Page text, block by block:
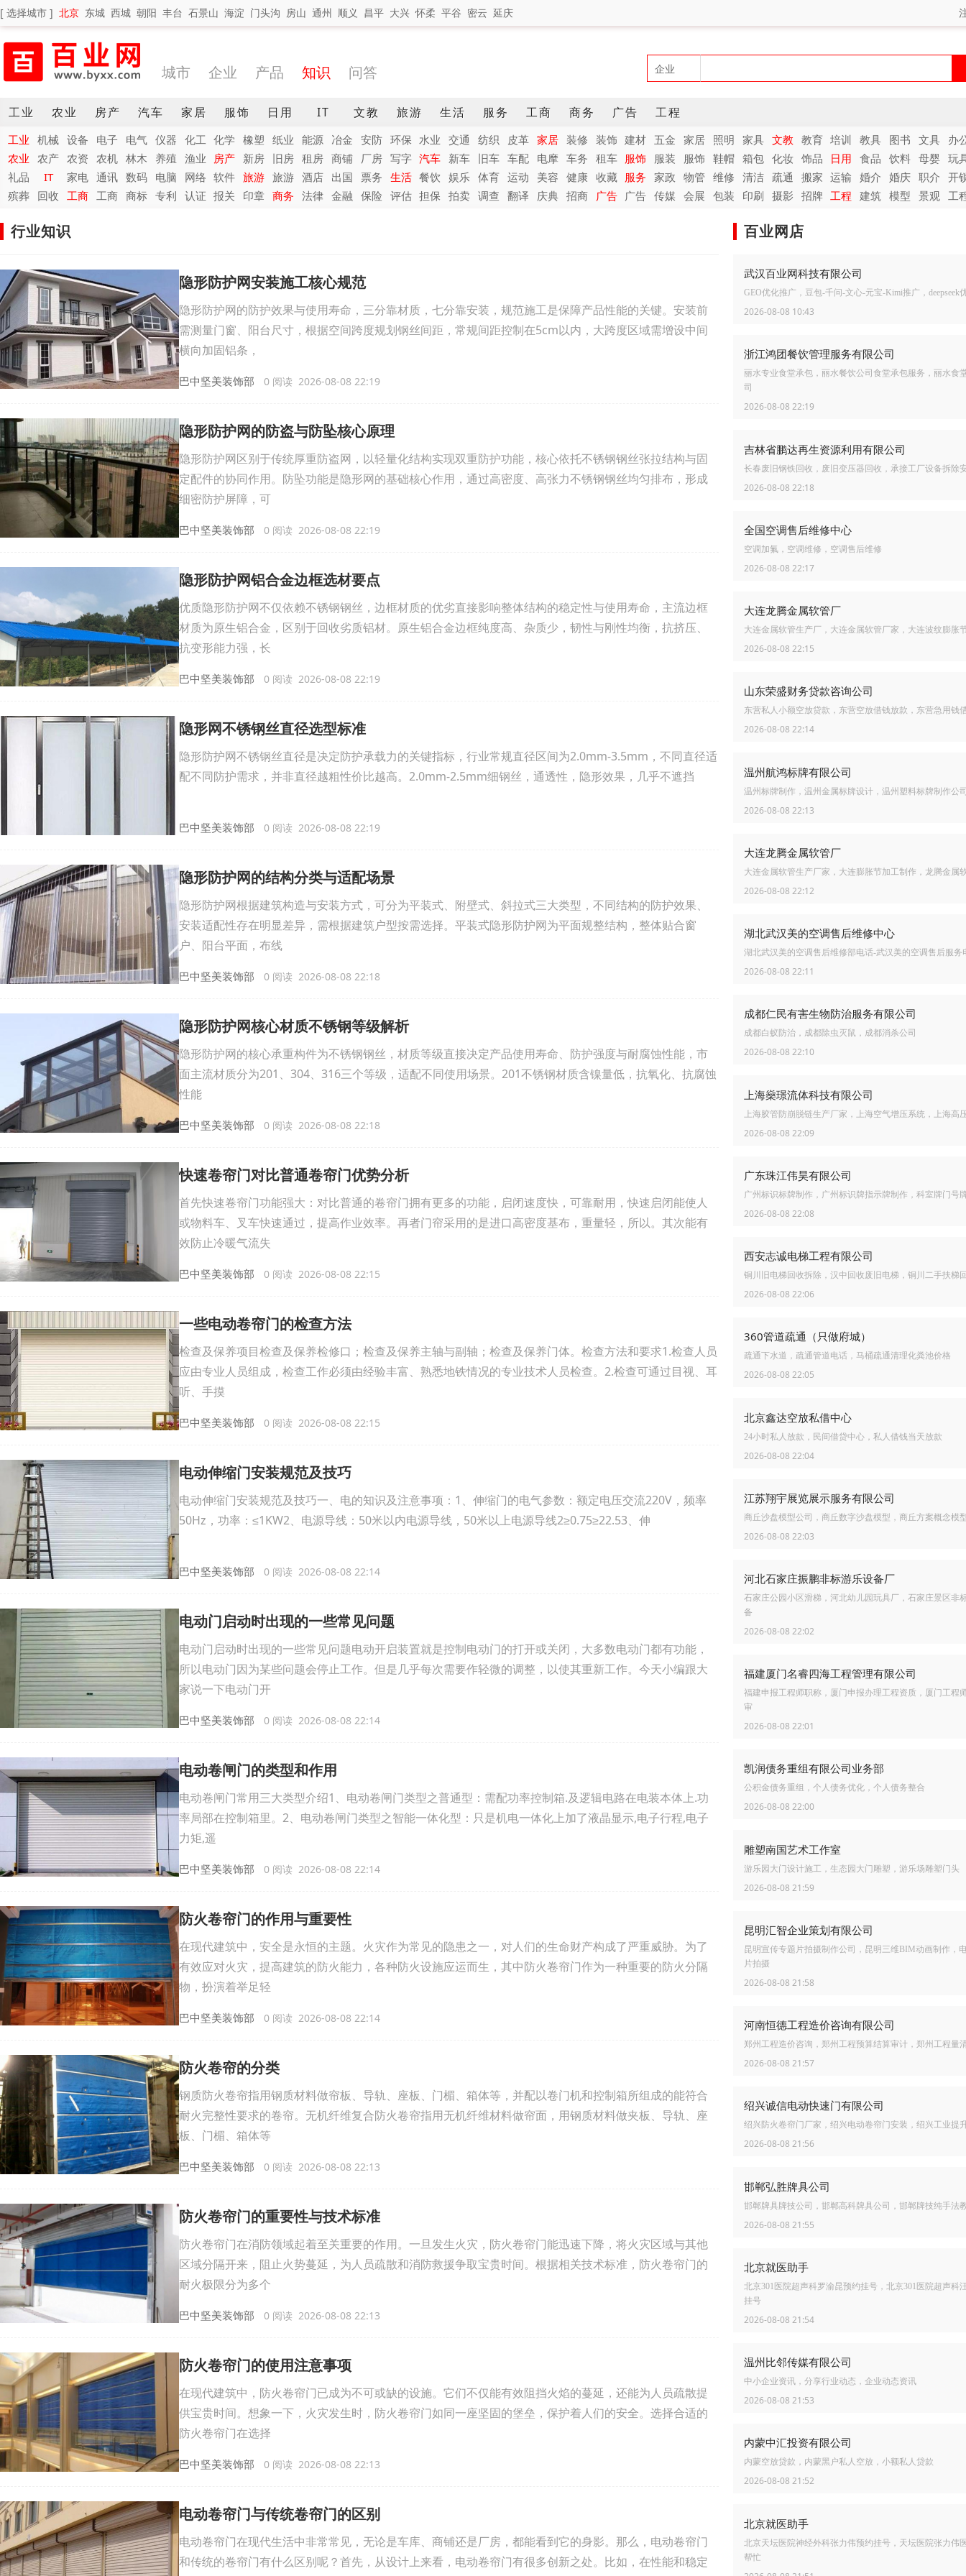
[ 选择城市 ] 北京 东城 西城 朝阳 丰台 石景山 海淀 门头沟 房山 通州 顺义 昌平 大兴 怀柔 平谷 密云 延庆
城市 企业 产品 知识 问答
工业 农业 房产 汽车 家居 服饰 日用 IT 文教 旅游 生活 服务 工商 商务 广告 工程
工业 机械 设备 电子 电气 仪器 化工 化学 橡塑 纸业 能源 冶金 安防 环保 水业 交通 纺织 皮革 家居 装修 装饰 建材 五金 家居 照明 家具 文教 教育 培训 教具 图书 文具 办
农业
农产 农资 农机 林木 养殖 渔业 房产 新房 旧房 租房 商铺 厂房 写字 汽车 新车 旧车 车配 电摩 车务 租车 服饰 服装 服饰 鞋帽 箱包 化妆 饰品 日用 食品 饮料 母婴 玩
礼品
IT 家电 通讯 数码 电脑 网络 软件 旅游 旅游 酒店 出国 票务 生活 餐饮 娱乐 体育 运动 美容 健康 收藏 服务 家政 物管 维修 清洁 疏通 搬家 运输 婚介 婚庆 职介 开
殡葬 回收 工商 工商 商标 专利 认证 报关 印章 商务 法律 金融 保险 评估 担保 拍卖 调查 翻译 庆典 招商 广告 广告 传媒 会展 包装 印刷 摄影 招牌 工程 建筑 模型 景观 工
行业知识
隐形防护网安装施工核心规范
隐形防护网的防护效果与使用寿命，三分靠材质，七分靠安装，规范施工是保障产品性能的关键。安装前
需测量门窗、阳台尺寸，根据空间跨度规划钢丝间距，常规间距控制在5cm以内，大跨度区域需增设中间
横向加固铝条，
巴中坚美装饰部 0 阅读 2026-08-08 22:19
隐形防护网的防盗与防坠核心原理
隐形防护网区别于传统厚重防盗网，以轻量化结构实现双重防护功能，核心依托不锈钢钢丝张拉结构与固
定配件的协同作用。防坠功能是隐形网的基础核心作用，通过高密度、高张力不锈钢钢丝均匀排布，形成
细密防护屏障，可
巴中坚美装饰部 0 阅读 2026-08-08 22:19
隐形防护网铝合金边框选材要点
优质隐形防护网不仅依赖不锈钢钢丝，边框材质的优劣直接影响整体结构的稳定性与使用寿命，主流边框
材质为原生铝合金，区别于回收劣质铝材。原生铝合金边框纯度高、杂质少，韧性与刚性均衡，抗挤压、
抗变形能力强，长
巴中坚美装饰部 0 阅读 2026-08-08 22:19
隐形网不锈钢丝直径选型标准
隐形防护网不锈钢丝直径是决定防护承载力的关键指标，行业常规直径区间为2.0mm-3.5mm，不同直径适
配不同防护需求，并非直径越粗性价比越高。2.0mm-2.5mm细钢丝，通透性，隐形效果，几乎不遮挡
巴中坚美装饰部 0 阅读 2026-08-08 22:19
隐形防护网的结构分类与适配场景
隐形防护网根据建筑构造与安装方式，可分为平装式、附壁式、斜拉式三大类型，不同结构的防护效果、
安装适配性存在明显差异，需根据建筑户型按需选择。平装式隐形防护网为平面规整结构，整体贴合窗
户、阳台平面，布线
巴中坚美装饰部 0 阅读 2026-08-08 22:18
隐形防护网核心材质不锈钢等级解析
隐形防护网的核心承重构件为不锈钢钢丝，材质等级直接决定产品使用寿命、防护强度与耐腐蚀性能，市
面主流材质分为201、304、316三个等级，适配不同使用场景。201不锈钢材质含镍量低，抗氧化、抗腐蚀
性能
巴中坚美装饰部 0 阅读 2026-08-08 22:18
快速卷帘门对比普通卷帘门优势分析
首先快速卷帘门功能强大：对比普通的卷帘门拥有更多的功能，启闭速度快，可靠耐用，快速启闭能使人
或物料车、叉车快速通过，提高作业效率。再者门帘采用的是进口高密度基布，重量轻，所以。其次能有
效防止冷暖气流失
巴中坚美装饰部 0 阅读 2026-08-08 22:15
一些电动卷帘门的检查方法
检查及保养项目检查及保养检修口；检查及保养主轴与副轴；检查及保养门体。检查方法和要求1.检查人员
应由专业人员组成，检查工作必须由经验丰富、熟悉地铁情况的专业技术人员检查。2.检查可通过目视、耳
听、手摸
巴中坚美装饰部 0 阅读 2026-08-08 22:15
电动伸缩门安装规范及技巧
电动伸缩门安装规范及技巧一、电的知识及注意事项：1、伸缩门的电气参数：额定电压交流220V，频率
50Hz，功率：≤1KW2、电源导线：50米以内电源导线，50米以上电源导线2≥0.75≥22.53、伸
巴中坚美装饰部 0 阅读 2026-08-08 22:14
电动门启动时出现的一些常见问题
电动门启动时出现的一些常见问题电动开启装置就是控制电动门的打开或关闭，大多数电动门都有功能，
所以电动门因为某些问题会停止工作。但是几乎每次需要作轻微的调整，以使其重新工作。今天小编跟大
家说一下电动门开
巴中坚美装饰部 0 阅读 2026-08-08 22:14
电动卷闸门的类型和作用
电动卷闸门常用三大类型介绍1、电动卷闸门类型之普通型：需配功率控制箱.及逻辑电路在电装本体上.功
率局部在控制箱里。2、电动卷闸门类型之智能一体化型：只是机电一体化上加了液晶显示,电子行程,电子
力矩,遥
巴中坚美装饰部 0 阅读 2026-08-08 22:14
防火卷帘门的作用与重要性
在现代建筑中，安全是永恒的主题。火灾作为常见的隐患之一，对人们的生命财产构成了严重威胁。为了
有效应对火灾，提高建筑的防火能力，各种防火设施应运而生，其中防火卷帘门作为一种重要的防火分隔
物，扮演着举足轻
巴中坚美装饰部 0 阅读 2026-08-08 22:14
防火卷帘的分类
钢质防火卷帘指用钢质材料做帘板、导轨、座板、门楣、箱体等，并配以卷门机和控制箱所组成的能符合
耐火完整性要求的卷帘。无机纤维复合防火卷帘指用无机纤维材料做帘面，用钢质材料做夹板、导轨、座
板、门楣、箱体等
巴中坚美装饰部 0 阅读 2026-08-08 22:13
防火卷帘门的重要性与技术标准
防火卷帘门在消防领域起着至关重要的作用。一旦发生火灾，防火卷帘门能迅速下降，将火灾区域与其他
区域分隔开来，阻止火势蔓延，为人员疏散和消防救援争取宝贵时间。根据相关技术标准，防火卷帘门的
耐火极限分为多个
巴中坚美装饰部 0 阅读 2026-08-08 22:13
防火卷帘门的使用注意事项
在现代建筑中，防火卷帘门已成为不可或缺的设施。它们不仅能有效阻挡火焰的蔓延，还能为人员疏散提
供宝贵时间。想象一下，火灾发生时，防火卷帘门如同一座坚固的堡垒，保护着人们的安全。选择合适的
防火卷帘门在选择
巴中坚美装饰部 0 阅读 2026-08-08 22:13
电动卷帘门与传统卷帘门的区别
电动卷帘门在现代生活中非常常见，无论是车库、商铺还是厂房，都能看到它的身影。那么，电动卷帘门
和传统的卷帘门有什么区别呢？首先，从设计上来看，电动卷帘门有很多创新之处。比如，在性能和稳定
百业网店
武汉百业网科技有限公司
GEO优化推广，豆包-千问-文心-元宝-Kimi推广，deepseek
2026-08-08 10:43
浙江鸿团餐饮管理服务有限公司
丽水专业食堂承包，丽水餐饮公司食堂承包服务，丽水食
司
2026-08-08 22:19
吉林省鹏达再生资源利用有限公司
长春废旧钢铁回收，废旧变压器回收，承接工厂设备拆除
2026-08-08 22:18
全国空调售后维修中心
空调加氟，空调维修，空调售后维修
2026-08-08 22:17
大连龙腾金属软管厂
大连金属软管生产厂，大连金属软管厂家，大连波纹膨胀
2026-08-08 22:15
山东荣盛财务贷款咨询公司
东营私人小额空放贷款，东营空放借钱放款，东营急用钱
2026-08-08 22:14
温州航鸿标牌有限公司
温州标牌制作，温州金属标牌设计，温州塑料标牌制作公
2026-08-08 22:13
大连龙腾金属软管厂
大连金属软管生产厂家，大连膨胀节加工制作，龙腾金属
2026-08-08 22:12
湖北武汉美的空调售后维修中心
湖北武汉美的空调售后维修部电话-武汉美的空调售后服务
2026-08-08 22:11
成都仁民有害生物防治服务有限公司
成都白蚁防治，成都除虫灭鼠，成都消杀公司
2026-08-08 22:10
上海燊璟流体科技有限公司
上海胶管防崩脱链生产厂家，上海空气增压系统，上海高
2026-08-08 22:09
广东珠江伟昊有限公司
广州标识标牌制作，广州标识牌指示牌制作，科室牌门号
2026-08-08 22:08
西安志诚电梯工程有限公司
铜川旧电梯回收拆除，汉中回收废旧电梯，铜川二手扶梯
2026-08-08 22:06
360管道疏通（只做府城）
疏通下水道，疏通管道电话，马桶疏通清理化粪池价格
2026-08-08 22:05
北京鑫达空放私借中心
24小时私人放款，民间借贷中心，私人借钱当天放款
2026-08-08 22:04
江苏翔宇展览展示服务有限公司
商丘沙盘模型公司，商丘数字沙盘模型，商丘方案概念模
2026-08-08 22:03
河北石家庄振鹏非标游乐设备厂
石家庄公园小区滑梯，河北幼儿园玩具厂，石家庄景区非
备
2026-08-08 22:02
福建厦门名睿四海工程管理有限公司
福建申报工程师职称，厦门申报办理工程资质，厦门工程
审
2026-08-08 22:01
凯润债务重组有限公司业务部
公积金债务重组，个人债务优化，个人债务整合
2026-08-08 22:00
雕塑南国艺术工作室
游乐园大门设计施工，生态园大门雕塑，游乐场雕塑门头
2026-08-08 21:59
昆明汇智企业策划有限公司
昆明宣传专题片拍摄制作公司，昆明三维BIM动画制作，
片拍摄
2026-08-08 21:58
河南恒德工程造价咨询有限公司
郑州工程造价咨询，郑州工程预算结算审计，郑州工程量
2026-08-08 21:57
绍兴诚信电动快速门有限公司
绍兴防火卷帘门厂家，绍兴电动卷帘门安装，绍兴工业提
2026-08-08 21:56
邯郸弘胜牌具公司
邯郸牌具牌技公司，邯郸高科牌具公司，邯郸牌技纯手法
2026-08-08 21:55
北京就医助手
北京301医院超声科罗渝昆预约挂号，北京301医院超声科
挂号
2026-08-08 21:54
温州比邻传媒有限公司
中小企业资讯，分享行业动态，企业动态资讯
2026-08-08 21:53
内蒙中汇投资有限公司
内蒙空放贷款，内蒙黑户私人空放，小额私人贷款
2026-08-08 21:52
北京就医助手
北京天坛医院神经外科张力伟预约挂号，天坛医院张力伟
帮忙